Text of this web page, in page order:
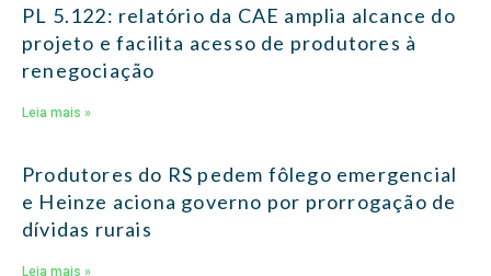
PL 5.122: relatório da CAE amplia alcance do
projeto e facilita acesso de produtores à
renegociação
Leia mais »
Produtores do RS pedem fôlego emergencial
e Heinze aciona governo por prorrogação de
dívidas rurais
Leia mais »